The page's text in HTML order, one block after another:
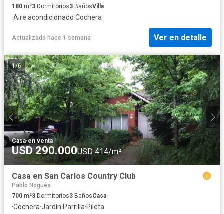
180 m²3 Dormitorios3 BañosVilla
·Aire acondicionado·Cochera
Actualizado hace 1 semana Ver en detalle
1/6
Casa·en venta
USD 290.000USD 414/m²
Casa en San Carlos Country Club
Pablo Nogués
700 m²3 Dormitorios3 BañosCasa
·Cochera·Jardín·Parrilla·Pileta